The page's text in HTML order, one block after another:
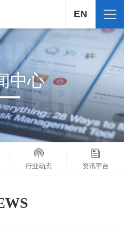
EN
中心
行业动态 资讯平台